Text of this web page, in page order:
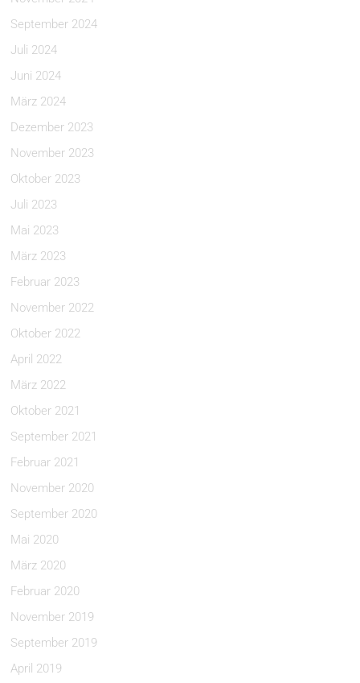
September 2024
Juli 2024
Juni 2024
März 2024
Dezember 2023
November 2023
Oktober 2023
Juli 2023
Mai 2023
März 2023
Februar 2023
November 2022
Oktober 2022
April 2022
März 2022
Oktober 2021
September 2021
Februar 2021
November 2020
September 2020
Mai 2020
März 2020
Februar 2020
November 2019
September 2019
April 2019